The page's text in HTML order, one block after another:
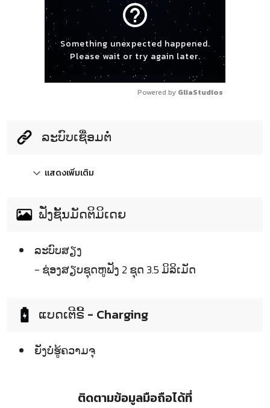
help_outline
Something unexpected happened.
Please wait or try again later.
Powered by GliaStudios
ລະບົບເຊື່ອມຕໍ່
แสดงเพิ่มเติม
ຟັ່ງຊັ້ນມັດຕິມິເດຍ
ລະບົບສຽງ
- ຊ່ອງສຽບຊຸດຫູຟັງ 2 ຊຸດ 3.5 ມິລິເມັດ
ແບດເຕີຣີ້ - Charging
ຍັງບໍ່ຮູ້ຄວາມຈຸ
ติดตามข้อมูลมือถือได้ที่